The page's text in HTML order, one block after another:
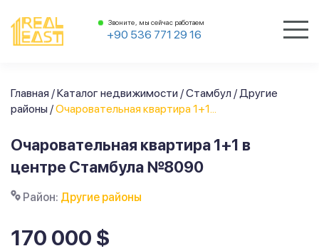
Звоните, мы сейчас работаем
+90 536 771 29 16
Главная /Каталог недвижимости /Стамбул /Другие
районы /Очаровательная квартира 1+1...
Очаровательная квартира 1+1 в
центре Стамбула №8090
Район: Другие районы
170 000 $